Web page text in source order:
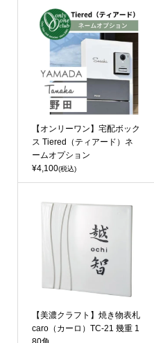
【オンリーワン】宅配ボック
ス Tiered（ティアード）ネ
ームオプション
¥4,100(税込)
【美濃クラフト】焼き物表札
caro（カーロ）TC-21 幾重 1